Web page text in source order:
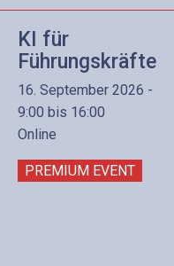
KI für
Führungskräfte
16. September 2026 -
9:00 bis 16:00
Online
PREMIUM EVENT